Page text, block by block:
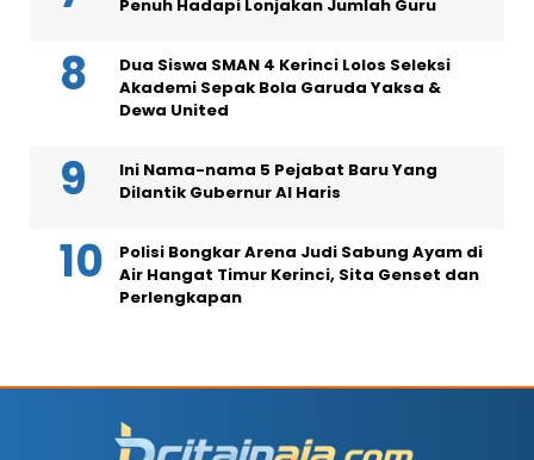
Penuh Hadapi Lonjakan Jumlah Guru
Dua Siswa SMAN 4 Kerinci Lolos Seleksi
Akademi Sepak Bola Garuda Yaksa &
Dewa United
Ini Nama-nama 5 Pejabat Baru Yang
Dilantik Gubernur Al Haris
Polisi Bongkar Arena Judi Sabung Ayam di
Air Hangat Timur Kerinci, Sita Genset dan
Perlengkapan